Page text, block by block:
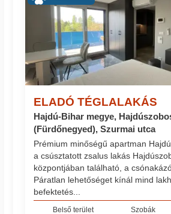
ELADÓ TÉGLALAKÁS
Hajdú-Bihar megye,
(Fürdőnegyed), Szurmai utca
Prémium minőségű apartman
a csúsztatott zsalus lakás
központjában található, a
Páratlan lehetőséget kínál mind
befektetés...
Belső terület Szobák